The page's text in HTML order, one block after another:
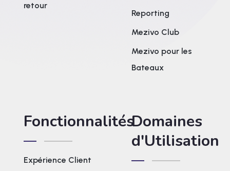
retour
Reporting
Mezivo Club
Mezivo pour les
Bateaux
Fonctionnalités
Expérience Client
Domaines
d'Utilisation